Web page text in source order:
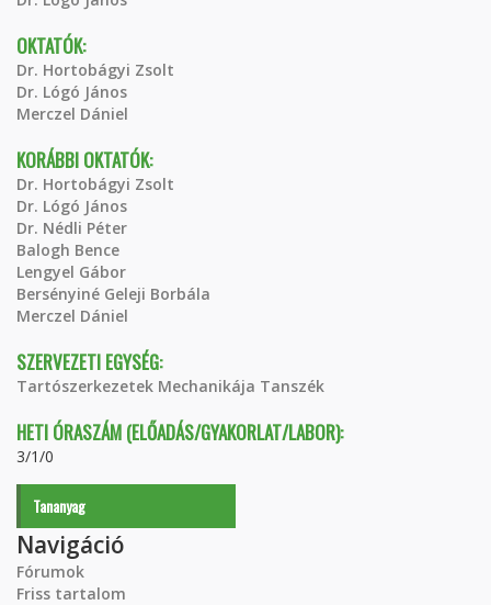
OKTATÓK:
Dr. Hortobágyi Zsolt
Dr. Lógó János
Merczel Dániel
KORÁBBI OKTATÓK:
Dr. Hortobágyi Zsolt
Dr. Lógó János
Dr. Nédli Péter
Balogh Bence
Lengyel Gábor
Bersényiné Geleji Borbála
Merczel Dániel
SZERVEZETI EGYSÉG:
Tartószerkezetek Mechanikája Tanszék
HETI ÓRASZÁM (ELŐADÁS/GYAKORLAT/LABOR):
3/1/0
Tananyag
Navigáció
Fórumok
Friss tartalom